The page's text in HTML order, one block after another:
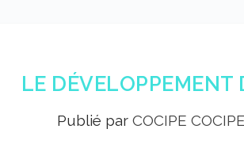
LE DÉVELOPPEMENT
Publié parCOCIPE COCIPE